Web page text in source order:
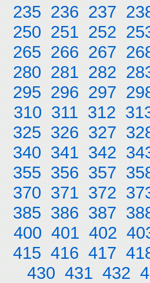
235 236 237
250 251 252
265 266 267
280 281 282
295 296 297
310 311 312
325 326 327
340 341 342
355 356 357
370 371 372
385 386 387
400 401 402
415 416 417
430 431 432